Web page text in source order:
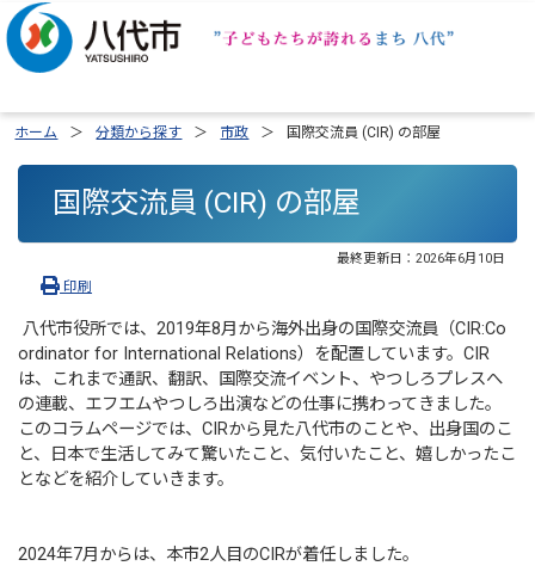
ホーム 分類から探す 市政 国際交流員 (CIR) の部屋
国際交流員 (CIR) の部屋
最終更新日： 2026年6月10日
印刷
八代市役所では、2019年8月から海外出身の国際交流員（CIR:Co
ordinator for International Relations）を配置しています。CIR
は、これまで通訳、翻訳、国際交流イベント、やつしろプレスへ
の連載、エフエムやつしろ出演などの仕事に携わってきました。
このコラムページでは、CIRから見た八代市のことや、出身国のこ
と、日本で生活してみて驚いたこと、気付いたこと、嬉しかったこ
となどを紹介していきます。
2024年7月からは、本市2人目のCIRが着任しました。